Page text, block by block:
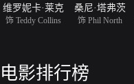
维罗妮卡·莱克
饰 Teddy Collins
桑尼·塔弗茨
饰 Phil North
电影排行榜